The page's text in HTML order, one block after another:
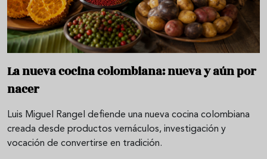
La nueva cocina colombiana: nueva y aún por
nacer
Luis Miguel Rangel defiende una nueva cocina colombiana
creada desde productos vernáculos, investigación y
vocación de convertirse en tradición.